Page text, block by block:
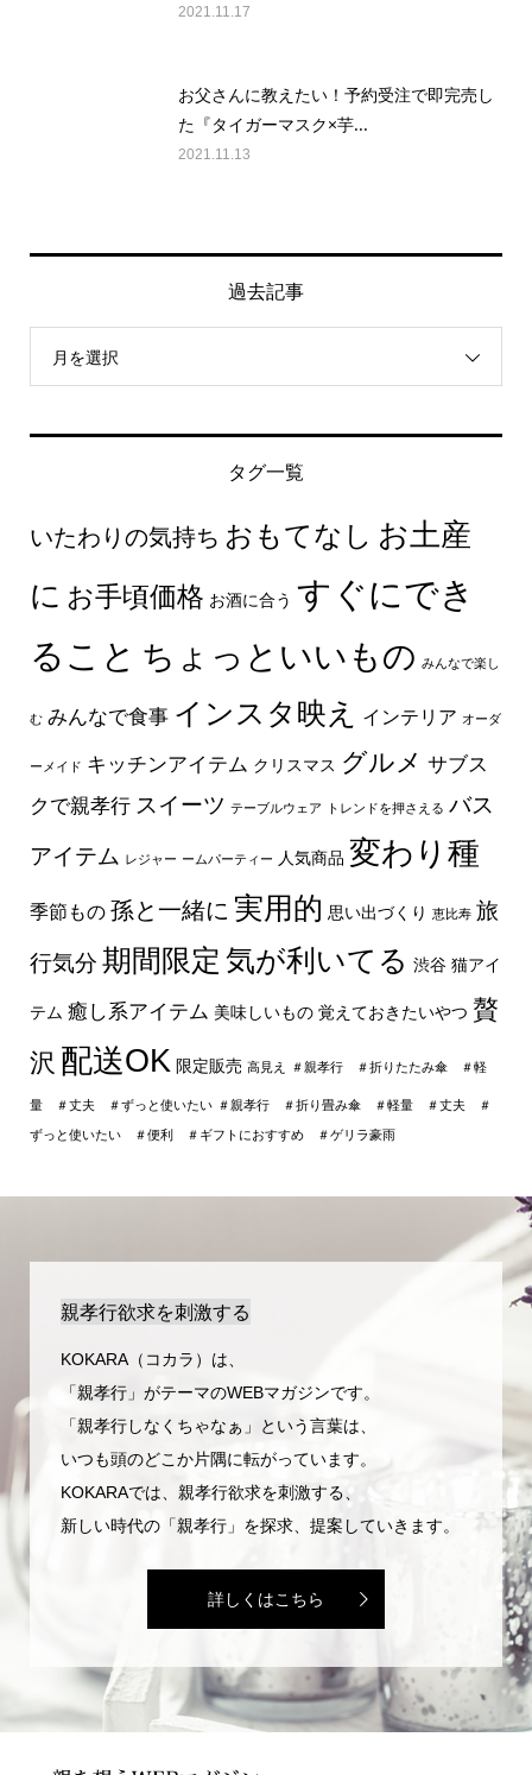
2021.11.17
お父さんに教えたい！予約受注で即完売し
た『タイガーマスク×芋...
2021.11.13
過去記事
月を選択
タグ一覧
いたわりの気持ち おもてなし お土産
に お手頃価格 お酒に合う すぐにでき
ること ちょっといいもの みんなで楽し
む みんなで食事 インスタ映え インテリア オーダ
ーメイド キッチンアイテム クリスマス グルメ サブス
クで親孝行 スイーツ テーブルウェア トレンドを押さえる バス
アイテム レジャー ームパーティー 人気商品 変わり種
季節もの 孫と一緒に 実用的 思い出づくり 恵比寿 旅
行気分 期間限定 気が利いてる 渋谷 猫アイ
テム 癒し系アイテム 美味しいもの 覚えておきたいやつ 贅
沢 配送OK 限定販売 高見え ＃親孝行 ＃折りたたみ傘 ＃軽
量 ＃丈夫 ＃ずっと使いたい ＃親孝行 ＃折り畳み傘 ＃軽量 ＃丈夫 ＃
ずっと使いたい ＃便利 ＃ギフトにおすすめ ＃ゲリラ豪雨
親孝行欲求を刺激する
KOKARA（コカラ）は、
「親孝行」がテーマのWEBマガジンです。
「親孝行しなくちゃなぁ」という言葉は、
いつも頭のどこか片隅に転がっています。
KOKARAでは、親孝行欲求を刺激する、
新しい時代の「親孝行」を探求、提案していきます。
詳しくはこちら